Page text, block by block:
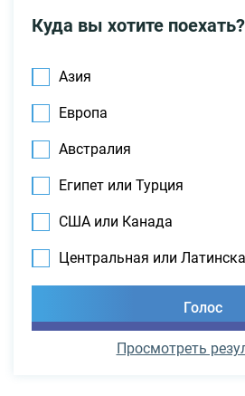
Куда вы хотите поехать?
Азия
Европа
Австралия
Египет или Турция
США или Канада
Центральная или
Просмотреть